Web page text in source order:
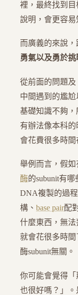
裡，最終找到
說明，會更容易
而廣義的來說
勇氣以及勇於挑
從前面的問題
中間遇到的尷
基礎知識不夠
有辦法像本科
會花費很多時間
舉例而言，假
酶的subunit有
DNA複製的過程
構、 base pair配
什麼東西，無法
就會花很多時
酶subunit無關。
你可能會覺得
也很好嗎？」。